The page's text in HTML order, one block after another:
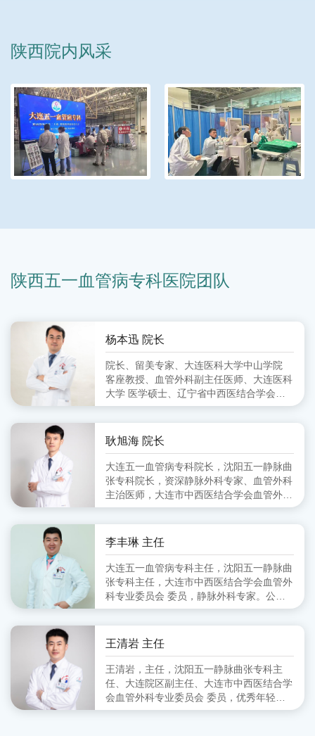
陕西院内风采
陕西五一血管病专科医院团队
杨本迅 院长
院长、留美专家、大连医科大学中山学院
客座教授、血管外科副主任医师、大连医科
大学 医学硕士、辽宁省中西医结合学会周
围血管病分会 委员、大连市中西医结合学
会血管外科分会 副主任委员、大连市医师
协会血管外科分会 委员
耿旭海 院长
大连五一血管病专科院长，沈阳五一静脉曲
张专科院长，资深静脉外科专家、血管外科
主治医师，大连市中西医结合学会血管外科
专业委员会 委员,毕业于锦州医学院
李丰琳 主任
大连五一血管病专科主任，沈阳五一静脉曲
张专科主任，大连市中西医结合学会血管外
科专业委员会 委员，静脉外科专家。公立
医院从事血管外科工作十余年，擅长对下肢
静脉曲张的超声定位引导下的微创治疗。
王清岩 主任
王清岩，主任，沈阳五一静脉曲张专科主
任、大连院区副主任、大连市中西医结合学
会血管外科专业委员会 委员，优秀年轻静
脉外科专家。毕业于山东第一医科大学，三